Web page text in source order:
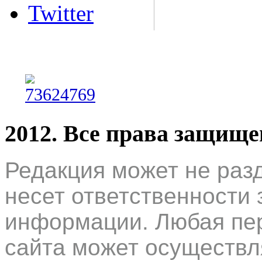
Twitter
2012. Все права
Редакция может не
несет
информации. Любая
сайта может